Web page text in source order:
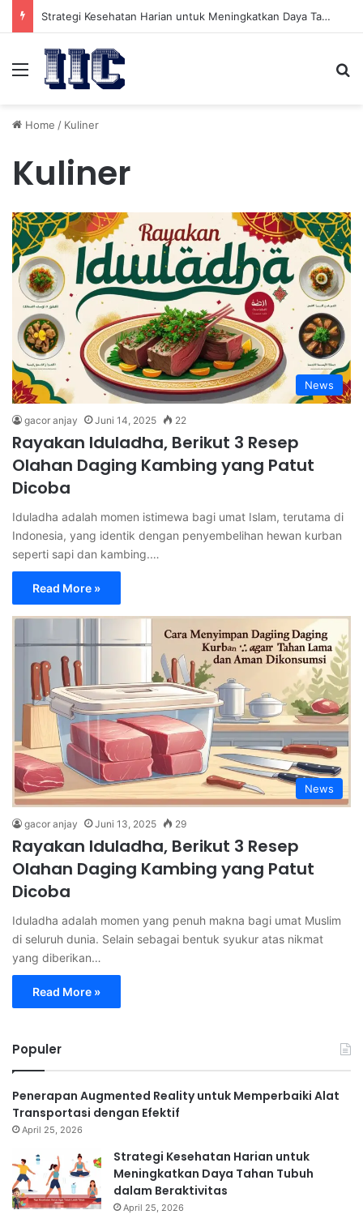
Strategi Kesehatan Harian untuk Meningkatkan Daya Tahan Tubuh dalam Beraktivitas
Menu
Home / Kuliner
Kuliner
News
gacor anjay Juni 14, 2025 22
Rayakan Iduladha, Berikut 3 Resep
Olahan Daging Kambing yang Patut
Dicoba
Iduladha adalah momen istimewa bagi umat Islam, terutama di
Indonesia, yang identik dengan penyembelihan hewan kurban
seperti sapi dan kambing.…
Read More »
News
gacor anjay Juni 13, 2025 29
Rayakan Iduladha, Berikut 3 Resep
Olahan Daging Kambing yang Patut
Dicoba
Iduladha adalah momen yang penuh makna bagi umat Muslim
di seluruh dunia. Selain sebagai bentuk syukur atas nikmat
yang diberikan…
Read More »
Populer
Penerapan Augmented Reality untuk Memperbaiki Alat
Transportasi dengan Efektif
April 25, 2026
Strategi Kesehatan Harian untuk
Meningkatkan Daya Tahan Tubuh
dalam Beraktivitas
April 25, 2026